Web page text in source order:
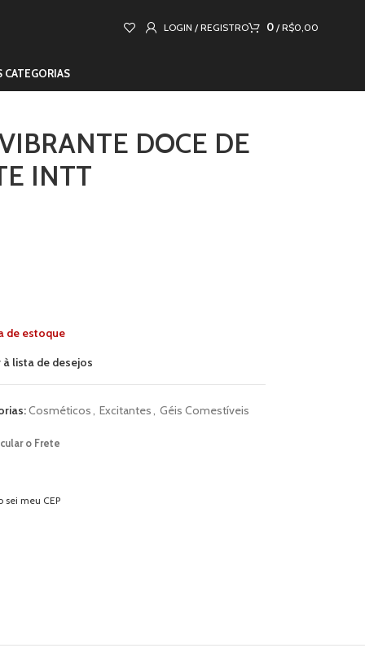
LOGIN / REGISTRO 0 / R$0,00
CATEGORIAS
DOCE DE
INTT
de estoque
à lista de desejos
Cosméticos, Excitantes, Géis Comestíveis
o Frete
sei meu CEP